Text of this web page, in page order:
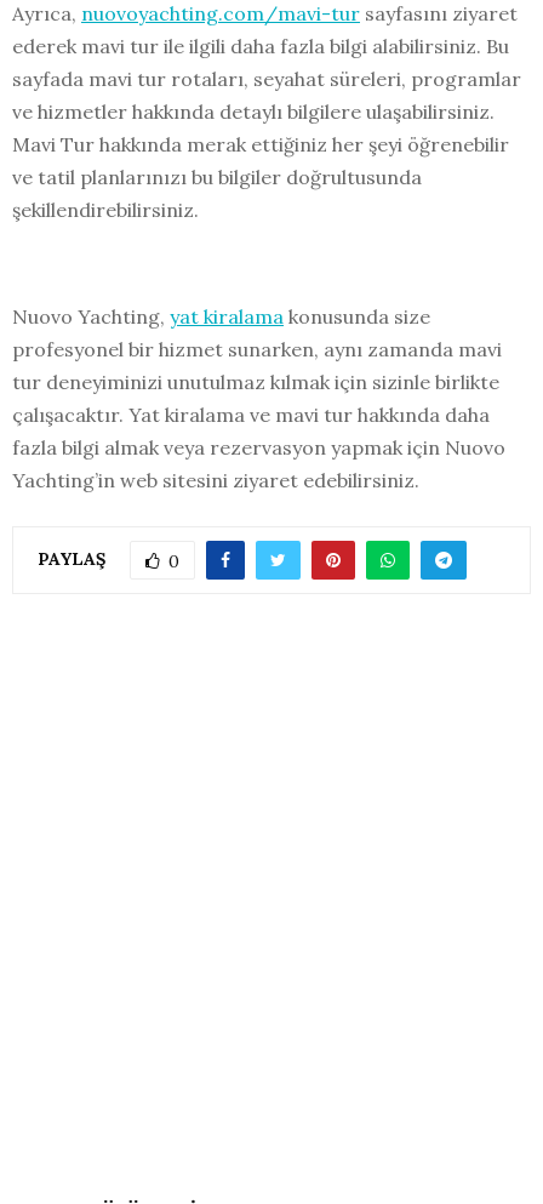
Ayrıca, nuovoyachting.com/mavi-tur sayfasını ziyaret
ederek mavi tur ile ilgili daha fazla bilgi alabilirsiniz. Bu
sayfada mavi tur rotaları, seyahat süreleri, programlar
ve hizmetler hakkında detaylı bilgilere ulaşabilirsiniz.
Mavi Tur hakkında merak ettiğiniz her şeyi öğrenebilir
ve tatil planlarınızı bu bilgiler doğrultusunda
şekillendirebilirsiniz.
Nuovo Yachting, yat kiralama konusunda size
profesyonel bir hizmet sunarken, aynı zamanda mavi
tur deneyiminizi unutulmaz kılmak için sizinle birlikte
çalışacaktır. Yat kiralama ve mavi tur hakkında daha
fazla bilgi almak veya rezervasyon yapmak için Nuovo
Yachting’in web sitesini ziyaret edebilirsiniz.
PAYLAŞ 0